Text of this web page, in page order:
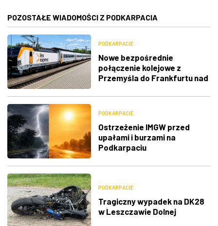
POZOSTAŁE WIADOMOŚCI Z PODKARPACIA
PODKARPACIE
Nowe bezpośrednie
połączenie kolejowe z
Przemyśla do Frankfurtu nad
PODKARPACIE
Ostrzeżenie IMGW przed
upałami i burzami na
Podkarpaciu
PODKARPACIE
Tragiczny wypadek na DK28
w Leszczawie Dolnej